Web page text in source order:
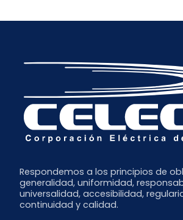
Respondemos a los principios de
generalidad, uniformidad,
universalidad, accesibilidad,
continuidad y calidad.